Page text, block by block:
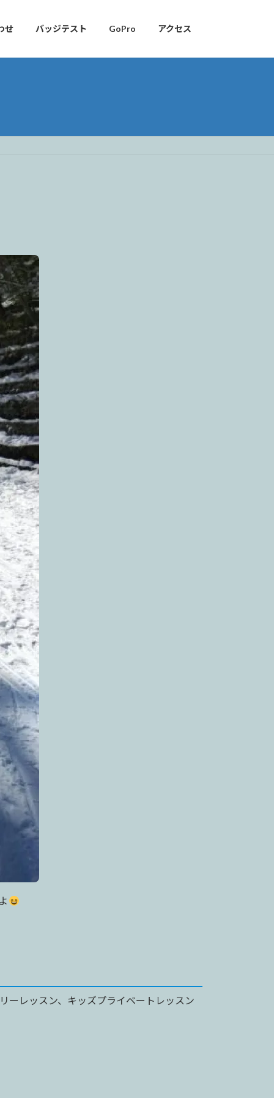
せ バッジテスト GoPro アクセス
ーレッスン、キッズプライベートレッスン